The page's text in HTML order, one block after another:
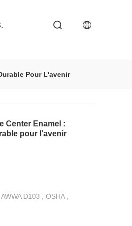
Pour L'avenir
Center Enamel :
pour l'avenir
D103 , OSHA ,